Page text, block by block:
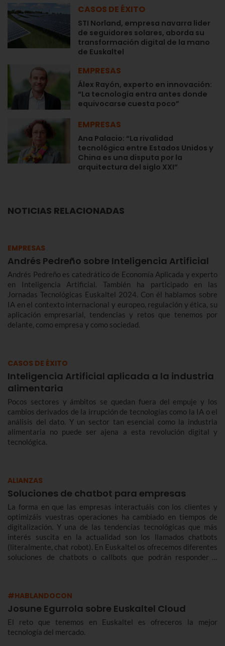
CASOS DE ÉXITO
STI Norland, empresa navarra líder
de seguidores solares, aborda su
transformación digital de la mano
de Euskaltel
EMPRESAS
Álex Rayón, experto en innovación:
“La tecnología entra antes donde
equivocarse cuesta poco”
EMPRESAS
Ana Palacio: “La rivalidad
tecnológica entre Estados Unidos y
China es una disputa por la
arquitectura del siglo XXI”
NOTICIAS RELACIONADAS
EMPRESAS
Andrés Pedreño sobre Inteligencia Artificial
Andrés Pedreño es catedrático de Economía Aplicada y experto
en Inteligencia Artificial. También ha participado en las
Jornadas Tecnológicas Euskaltel 2024. Con él hablamos sobre
IA en el contexto internacional y europeo, regulación y ética, su
aplicación empresarial, tendencias y retos que tenemos por
delante, como empresa y como sociedad.
CASOS DE ÉXITO
Inteligencia Artificial aplicada a la industria
alimentaria
Pocos sectores y ámbitos se quedan fuera del empuje y los
cambios derivados de la irrupción de tecnologías como la IA o el
análisis del dato. Y un sector tan esencial como la industria
alimentaria no puede ser ajena a esta revolución digital y
tecnológica.
ALIANZAS
Soluciones de chatbot para empresas
La forma en que las empresas interactuáis con los clientes y
optimizáis vuestras operaciones ha cambiado en tiempos de
digitalización. Y una de las tendencias tecnológicas que más
interés suscita en la actualidad son los llamados chatbots
(literalmente, chat robot). En Euskaltel os ofrecemos diferentes
soluciones de chatbots o callbots que podrán responder a
#HABLANDOCON
Josune Egurrola sobre Euskaltel Cloud
El reto que tenemos en Euskaltel es ofreceros la mejor
tecnología del mercado.